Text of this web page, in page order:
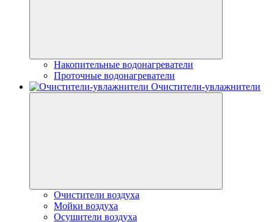
Накопительные водонагреватели
Проточные водонагреватели
Очистители-увлажнители
Очистители воздуха
Мойки воздуха
Осушители воздуха